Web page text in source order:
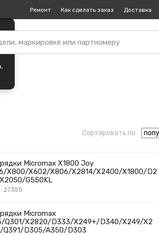
Ремонт Как сделать заказ Доставка
Сортировать по
Micromax X1800 Joy
X800/X602/X806/X2814/X2400/X1800/D2
G550KL
27355
Micromax
Q301/X2820/D333/X249+/D340/X249/X2
D305/A350/D303